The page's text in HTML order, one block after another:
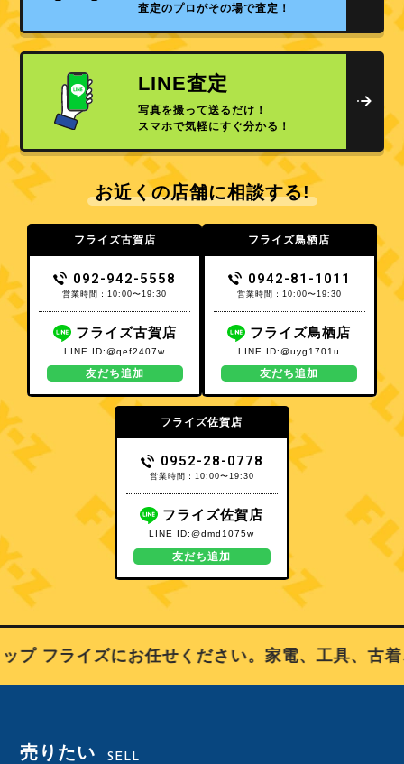
査定のプロがその場で査定！
LINE査定
写真を撮って送るだけ！
スマホで気軽にすぐ分かる！
お近くの店舗に相談する!
フライズ古賀店
092-942-5558
営業時間：10:00〜19:30
フライズ古賀店
LINE ID:@qef2407w
友だち追加
フライズ鳥栖店
0942-81-1011
営業時間：10:00〜19:30
フライズ鳥栖店
LINE ID:@uyg1701u
友だち追加
フライズ佐賀店
0952-28-0778
営業時間：10:00〜19:30
フライズ佐賀店
LINE ID:@dmd1075w
友だち追加
フライズにお任せください。家電、工具、古着
売りたい SELL